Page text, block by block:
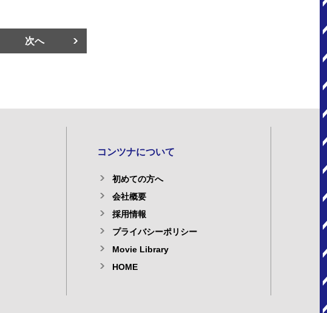
次へ
コンツナについて
初めての方へ
会社概要
採用情報
プライバシーポリシー
Movie Library
HOME